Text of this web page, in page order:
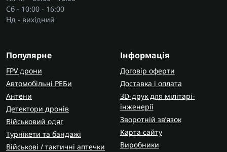
універсальні;
ігрові;
офісні;
Де використовують монітори?
Їх ставлять вдома, в офісах, навчальних
просторах, на ресепшені, у студіях та в ігрових
зонах. Окремі моделі також беруть у пару з
ігровими консолями
, коли хочеться більший
екран і кращу картинку без зайвих налаштувань.
Основні характеристики моніторів
Сб - 10:00 - 16:00
Нд - вихідний
Популярне
FPV дрони
Автомобільні РЕБи
Антени
Детектори дронів
Військовий одяг
Турнікети та бандажі
Військові / тактичні аптечки
Інформація
Договір оферти
Доставка і оплата
3D-друк для мілітарі-
інженерії
Зворотній зв’язок
Карта сайту
Виробники